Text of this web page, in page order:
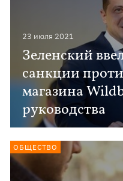
23 июля 2021
Зеленский
санкции
магазина
руководства
ОБЩЕСТВО